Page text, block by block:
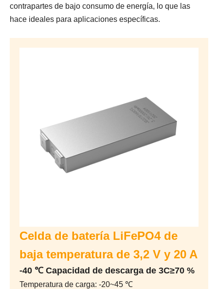
contrapartes de bajo consumo de energía, lo que las
hace ideales para aplicaciones específicas.
Celda de batería LiFePO4 de
baja temperatura de 3,2 V y 20 A
-40 ℃ Capacidad de descarga de 3C≥70 %
Temperatura de carga: -20~45 ℃